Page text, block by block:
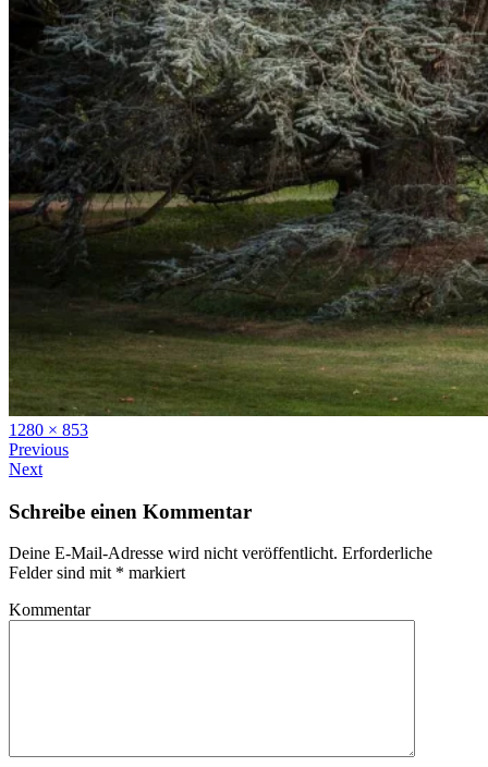
Full
size
1280 × 853
Previous
Next
Schreibe einen Kommentar
Deine E-Mail-Adresse wird nicht veröffentlicht. Erforderliche
Felder sind mit * markiert
Kommentar